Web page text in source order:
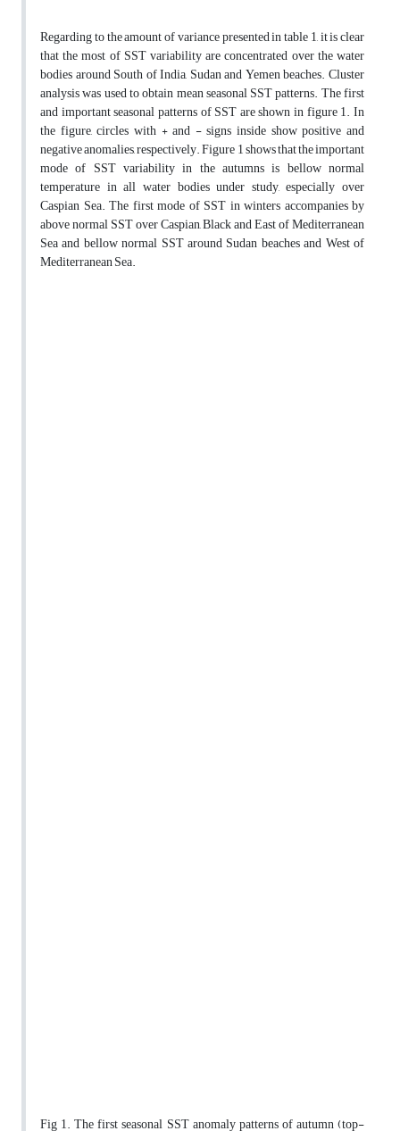
Regarding to the amount of variance presented in table 1, it is clear
that the most of SST variability are concentrated over the water
bodies around South of India, Sudan and Yemen beaches. Cluster
analysis was used to obtain mean seasonal SST patterns. The first
and important seasonal patterns of SST are shown in figure 1. In
the figure, circles with + and - signs inside show positive and
negative anomalies, respectively. Figure 1 shows that the important
mode of SST variability in the autumns is bellow normal
temperature in all water bodies under study, especially over
Caspian Sea. The first mode of SST in winters accompanies by
above normal SST over Caspian, Black and East of Mediterranean
Sea and bellow normal SST around Sudan beaches and West of
Mediterranean Sea.
Fig 1. The first seasonal SST anomaly patterns of autumn (top-